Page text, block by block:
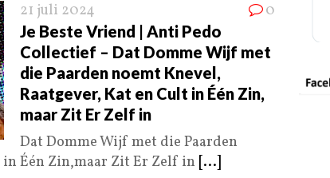
21 juli 2024 0
Je Beste Vriend | Anti Pedo
Collectief – Dat Domme Wijf met
die Paarden noemt Knevel,
Raatgever, Kat en Cult in Één Zin,
maar Zit Er Zelf in
Dat Domme Wijf met die Paarden
Één Zin,maar Zit Er Zelf in [...]